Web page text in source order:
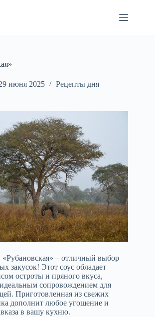
июня 2025 Рецепты дня
– отличный выбор
закусок! Этот соус обладает
остроты и пряного вкуса,
сопровождением для
Приготовленная из свежих
дополнит любое угощение и
в вашу кухню.